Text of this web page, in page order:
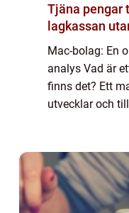
Tjäna pengar till
lagkassan
Mac-bolag: En
analys Vad är
finns det? Ett
utvecklar och